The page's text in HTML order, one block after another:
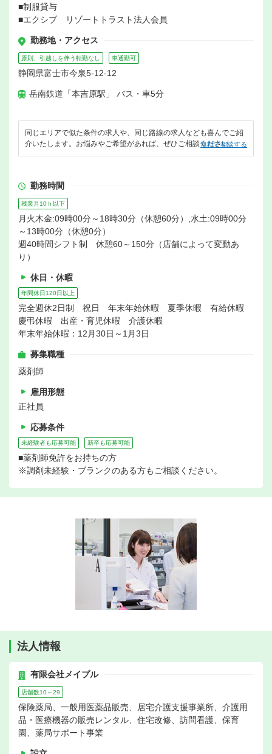
■制服貸与
■エクシブ リゾートトラスト法人会員
勤務地・アクセス
原則、引越しを伴う転勤なし 車通勤可
静岡県富士市今泉5-12-12
岳南鉄道「本吉原駅」 バス・車5分
同じエリアで似た条件の求人や、同じ路線の求人なども喜んでご紹
介いたします。お悩みやご希望があれば、ぜひご相談ください。
無料で相談する
勤務時間
残業月10ｈ以下
月火木金:09時00分～18時30分（休憩60分）,水土:09時00分
～13時00分（休憩0分）
週40時間シフト制 休憩60～150分（店舗によって変動あ
り）
休日・休暇
年間休日120日以上
完全週休2日制 祝日 年末年始休暇 夏季休暇 有給休暇
慶弔休暇 出産・育児休暇 介護休暇
年末年始休暇：12月30日～1月3日
募集職種
薬剤師
雇用形態
正社員
応募条件
未経験者も応募可能 新卒も応募可能
■薬剤師免許をお持ちの方
※調剤未経験・ブランクのある方もご相談ください。
法人情報
有限会社メイプル
店舗数10～29
保険薬局、一般用医薬品販売、居宅介護支援事業所、介護用
品・医療機器の販売レンタル、住宅改修、訪問看護、保育
園、薬局サポート事業